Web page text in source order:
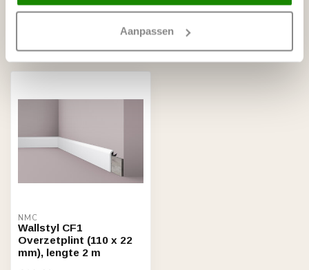
Aanpassen
Recent bekeken
NMC
Wallstyl CF1
Overzetplint (110 x 22
mm), lengte 2 m